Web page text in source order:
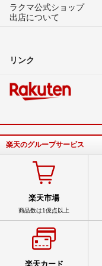
ラクマ公式ショップ
出店について
リンク
楽天のグループサービス
楽天市場
商品数は1億点以上
楽天カード